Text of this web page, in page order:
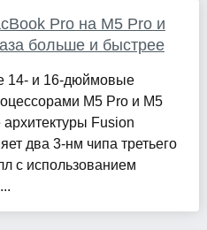
Pro на M5 Pro и
больше и быстрее
14- и 16-дюймовые
M5 Pro и M5
Fusion
два 3-нм чипа третьего
с использованием